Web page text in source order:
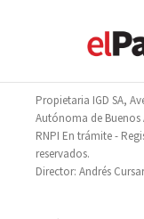
Propietaria IGD SA,
Autónoma de
RNPI En trámite -
reservados.
Director: Andrés